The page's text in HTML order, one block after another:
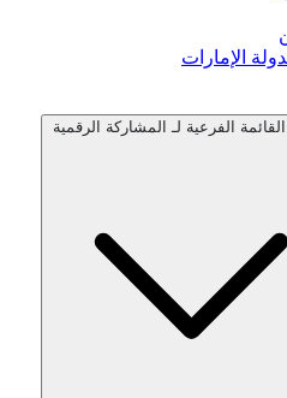
الإمارات
الفرعية لـ المشاركة الرقمية